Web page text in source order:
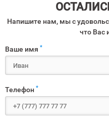
Напишите нам, мы с
что Вас
Ваше имя *
Телефон *